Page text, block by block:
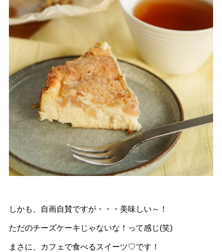
しかも、自画自賛ですが・・・美味しい～！
ただのチーズケーキじゃないな！って感じ(笑)
まさに、カフェで食べるスイーツ♡です！